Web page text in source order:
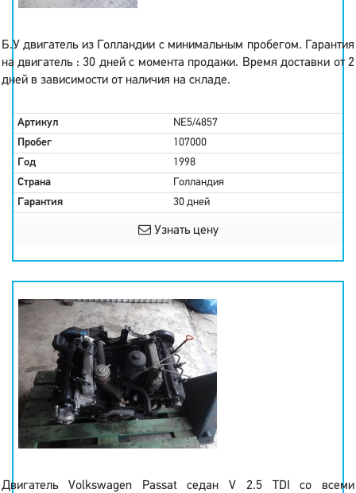
Б.У двигатель из Голландии с минимальным пробегом. Гарантия
на двигатель : 30 дней с момента продажи. Время доставки от 2
дней в зависимости от наличия на складе.
Артикул
NE5/4857
Пробег
107000
Год
1998
Страна
Голландия
Гарантия
30 дней
Узнать цену
Двигатель Volkswagen Passat седан V 2.5 TDI со всеми